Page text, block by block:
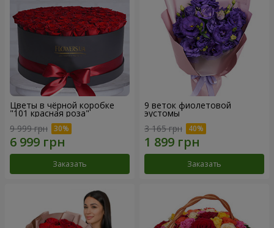
Цветы в чёрной коробке
"101 красная роза"
9 999 грн
Заказать
9 веток фиолетовой
эустомы
3 165 грн
Заказать